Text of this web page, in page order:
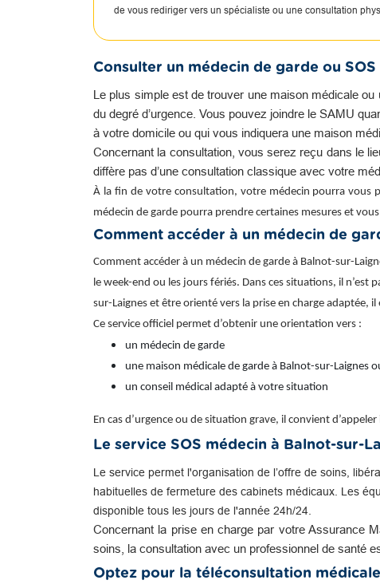
de vous rediriger vers un spécialiste ou une consultation
Consulter un médecin de garde ou SOS
Le plus simple est de trouver une maison médicale
du degré d’urgence. Vous pouvez joindre le SAMU
à votre domicile ou qui vous indiquera une maison
Concernant la consultation, vous serez reçu dans le
diffère pas d’une consultation classique avec votre
À la fin de votre consultation, votre médecin pourra vous
médecin de garde pourra prendre certaines mesures et
Comment accéder à un médecin de
Comment accéder à un médecin de garde à Balnot-sur-
le week-end ou les jours fériés. Dans ces situations, il
sur-Laignes et être orienté vers la prise en charge
Ce service officiel permet d’obtenir une orientation vers :
un médecin de garde
une maison médicale de garde à Balnot-sur-Laignes
un conseil médical adapté à votre situation
En cas d’urgence ou de situation grave, il convient
Le service SOS médecin à Balnot-sur-
Le service permet l'organisation de l’offre de soins,
habituelles de fermeture des cabinets médicaux. Les
disponible tous les jours de l'année 24h/24.
Concernant la prise en charge par votre Assurance
soins, la consultation avec un professionnel de santé
Optez pour la téléconsultation médicale